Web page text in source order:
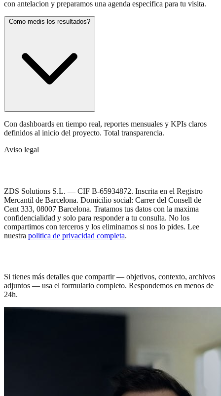
con antelacion y preparamos una agenda especifica para tu visita.
Como medis los resultados?
Con dashboards en tiempo real, reportes mensuales y KPIs claros
definidos al inicio del proyecto. Total transparencia.
Aviso legal
ZDS Solutions S.L. — CIF B-65934872. Inscrita en el Registro
Mercantil de Barcelona. Domicilio social: Carrer del Consell de
Cent 333, 08007 Barcelona. Tratamos tus datos con la maxima
confidencialidad y solo para responder a tu consulta. No los
compartimos con terceros y los eliminamos si nos lo pides. Lee
nuestra politica de privacidad completa.
Si tienes más detalles que compartir — objetivos, contexto, archivos
adjuntos — usa el formulario completo. Respondemos en menos de
24h.